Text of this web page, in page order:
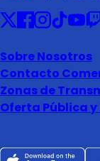
Sobre Nosotros
Contacto
Zonas de
Oferta Pública